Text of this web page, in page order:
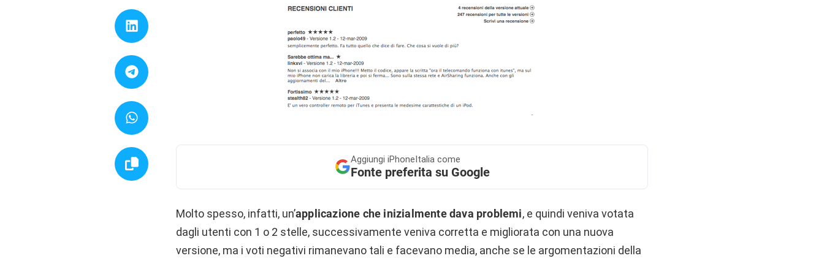
Aggiungi iPhoneItalia come
Fonte preferita su Google
Molto spesso, infatti, un’applicazione che inizialmente dava problemi, e quindi veniva votata
dagli utenti con 1 o 2 stelle, successivamente veniva corretta e migliorata con una nuova
versione, ma i voti negativi rimanevano tali e facevano media, anche se le argomentazioni della